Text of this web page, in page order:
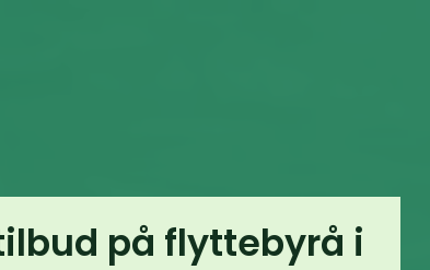
på flyttebyrå i